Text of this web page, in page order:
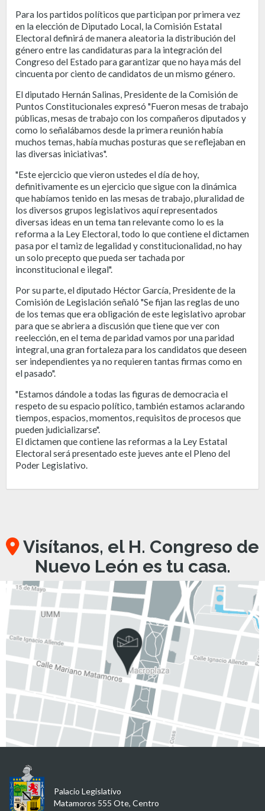
Para los partidos políticos que participan por primera vez
en la elección de Diputado Local, la Comisión Estatal
Electoral definirá de manera aleatoria la distribución del
género entre las candidaturas para la integración del
Congreso del Estado para garantizar que no haya más del
cincuenta por ciento de candidatos de un mismo género.
El diputado Hernán Salinas, Presidente de la Comisión de
Puntos Constitucionales expresó "Fueron mesas de trabajo
públicas, mesas de trabajo con los compañeros diputados y
como lo señalábamos desde la primera reunión había
muchos temas, había muchas posturas que se reflejaban en
las diversas iniciativas".
"Este ejercicio que vieron ustedes el día de hoy,
definitivamente es un ejercicio que sigue con la dinámica
que habíamos tenido en las mesas de trabajo, pluralidad de
los diversos grupos legislativos aquí representados
diversas ideas en un tema tan relevante como lo es la
reforma a la Ley Electoral, todo lo que contiene el dictamen
pasa por el tamiz de legalidad y constitucionalidad, no hay
un solo precepto que pueda ser tachada por
inconstitucional e ilegal".
Por su parte, el diputado Héctor García, Presidente de la
Comisión de Legislación señaló "Se fijan las reglas de uno
de los temas que era obligación de este legislativo aprobar
para que se abriera a discusión que tiene que ver con
reelección, en el tema de paridad vamos por una paridad
integral, una gran fortaleza para los candidatos que deseen
ser independientes ya no requieren tantas firmas como en
el pasado".
"Estamos dándole a todas las figuras de democracia el
respeto de su espacio político, también estamos aclarando
tiempos, espacios, momentos, requisitos de procesos que
pueden judicializarse".
El dictamen que contiene las reformas a la Ley Estatal
Electoral será presentado este jueves ante el Pleno del
Poder Legislativo.
Visítanos, el H. Congreso de
Nuevo León es tu casa.
Palacio Legislativo
Matamoros 555 Ote, Centro